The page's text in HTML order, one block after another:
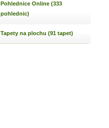
Pohlednice Online (333
pohlednic)
Tapety na plochu (91 tapet)